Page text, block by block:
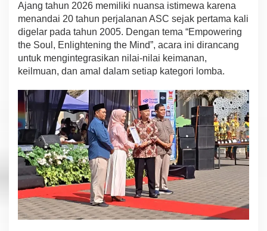
h
i
K
r
a
t
i
t
a
s
1
.
6
0
0
e
Ajang tahun 2026 memiliki nuansa istimewa karena
menandai 20 tahun perjalanan ASC sejak pertama kali
digelar pada tahun 2005. Dengan tema “Empowering
the Soul, Enlightening the Mind”, acara ini dirancang
untuk mengintegrasikan nilai-nilai keimanan,
keilmuan, dan amal dalam setiap kategori lomba.